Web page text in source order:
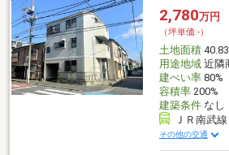
利用可能で通勤通学に便利◆スーパー3分
グストア5分で生活便利◆小学校3分・中学
育て環境良好
2,780万円
（坪単価:-）
土地面積
用途地域近隣
建ぺい率80%
容積率200%
建築条件なし
ＪＲ南武
その他の交通